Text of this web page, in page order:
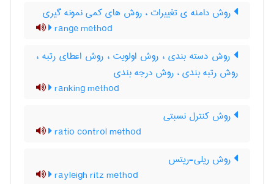
روش دامنه ی تغییرات ، روش های کمی نمونه گیری
range method
روش دسته بندی ، روش اولویت ، روش اعطای رتبه ،
روش رتبه بندی ، روش درجه بندی
ranking method
روش کنترل نسبتی
ratio control method
روش ریلی-ریتس
rayleigh ritz method